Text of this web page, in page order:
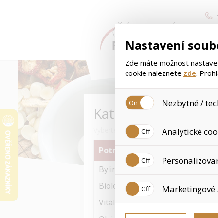
Kategorie
Vyberte si kategorii zboží
Potravinové doplňky
Bylinné produkty
Biologické prvky
Vitální houby
Nastavení
Zde máte možnost
cookie naleznete zde.
Nezbytné /
Používají se mimo jiné k
tyto cookies není zapotřebí
Analytické
již nejedná o osobní údaje,
navštívené odkazy,
zkušenosti. Díky nim
doporučením produktů či
Marketingové